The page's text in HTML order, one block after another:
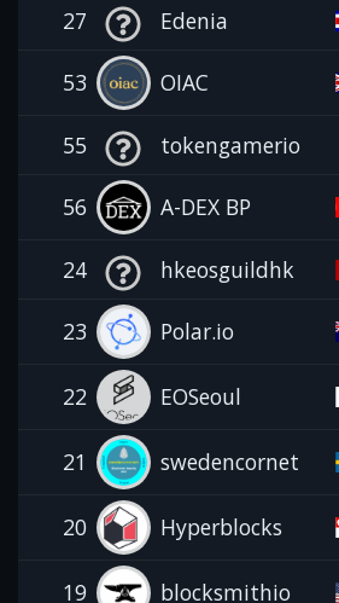
27 Edenia
53 OIAC
55 tokengamerio
56 A-DEX BP
24 hkeosguildhk
23 Polar.io
22 EOSeoul
21 swedencornet
20 Hyperblocks
19 blocksmithio